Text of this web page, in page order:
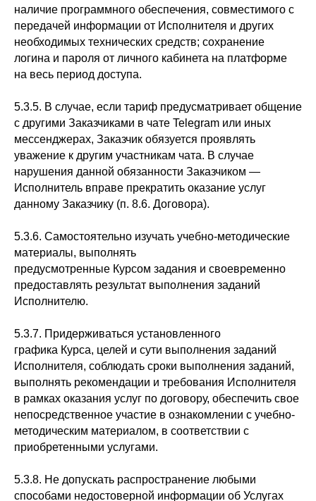
наличие программного обеспечения, совместимого с
передачей информации от Исполнителя и других
необходимых технических средств; сохранение
логина и пароля от личного кабинета на платформе
на весь период доступа.
5.3.5. В случае, если тариф предусматривает общение
с другими Заказчиками в чате Telegram или иных
мессенджерах, Заказчик обязуется проявлять
уважение к другим участникам чата. В случае
нарушения данной обязанности Заказчиком —
Исполнитель вправе прекратить оказание услуг
данному Заказчику (п. 8.6. Договора).
5.3.6. Самостоятельно изучать учебно-методические
материалы, выполнять
предусмотренные Курсом задания и своевременно
предоставлять результат выполнения заданий
Исполнителю.
5.3.7. Придерживаться установленного
графика Курса, целей и сути выполнения заданий
Исполнителя, соблюдать сроки выполнения заданий,
выполнять рекомендации и требования Исполнителя
в рамках оказания услуг по договору, обеспечить свое
непосредственное участие в ознакомлении с учебно-
методическим материалом, в соответствии с
приобретенными услугами.
5.3.8. Не допускать распространение любыми
способами недостоверной информации об Услугах